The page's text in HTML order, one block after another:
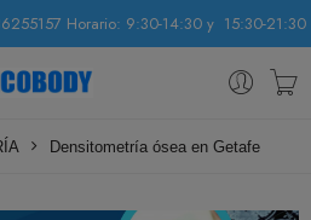
Horario: 9:30-14:30 y 15:30-21:30
Densitometría ósea en Getafe